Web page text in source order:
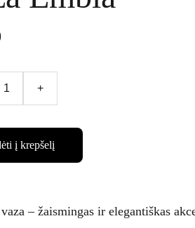
+
į krepšelį
– žaismingas ir elegantiškas